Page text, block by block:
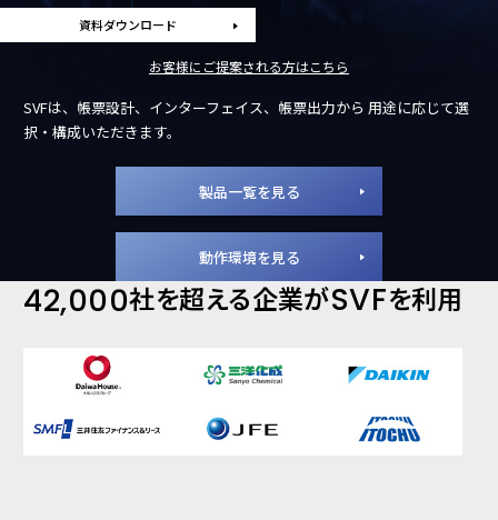
資料ダウンロード
お客様にご提案される方はこちら
SVFは、帳票設計、 インターフェイス、帳票出力から 用途に応じて選
択・構成いただきます。
製品一覧を見る
動作環境を見る
42,000社を超える企業がSVFを利用